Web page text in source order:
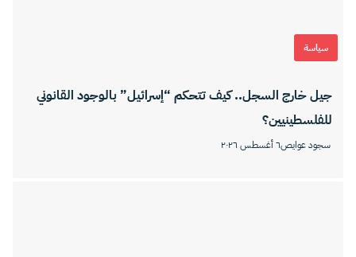
سياسة
جيل خارج السجل.. كيف تتحكم “إسرائيل” بالوجود القانوني
للفلسطينيين؟
سجود عوايص٦ أغسطس ٢٠٢٦